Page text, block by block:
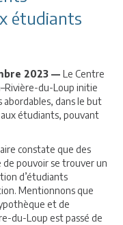
étudiants
2023 — Le Centre
du-Loup initie
dans le but
étudiants, pouvant
constate que des
pouvoir se trouver un
d’étudiants
Mentionnons que
et de
du-Loup est passé de